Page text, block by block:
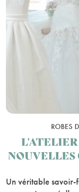
Un véritable